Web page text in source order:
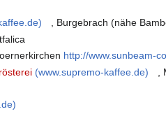
, Burgebrach (nähe
http://www.sunbeam-
(www.supremo-kaffee.de)